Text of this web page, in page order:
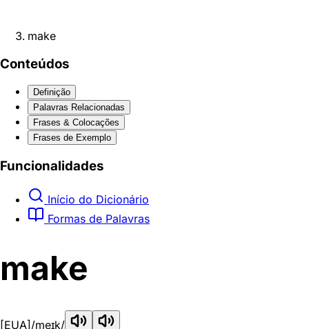
make
Conteúdos
Definição
Palavras Relacionadas
Frases & Colocações
Frases de Exemplo
Funcionalidades
Início do Dicionário
Formas de Palavras
make
[EUA] /meɪk/